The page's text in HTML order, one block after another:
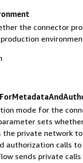
the connector
mode for the
sets
the private network
authorization calls to
sends private